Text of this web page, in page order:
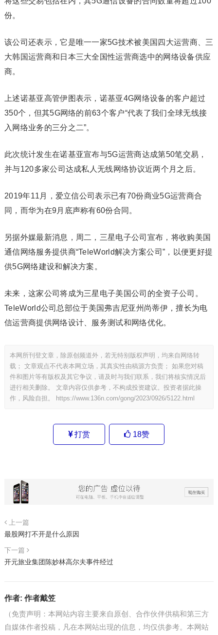
份。
该公司还表示，它是唯一一家5G技术被美国四大运营商、三
大韩国运营商和日本三大全国性运营商选中的网络设备供应
商。
上述诺基亚高管伊图表示，诺基亚4G网络设备的客户超过
350个，但其5G网络的前63个客户“代表了我们全球无线接
入网络业务的三分之二”。
此次统计发生在诺基亚宣布与5G运营商达成第50笔交易，
并与120多家公司达成私人无线网络协议近两个月之后。
2019年11月，爱立信公司表示已有70份商业5G运营商合
同，而华为在9月底声称有60份合同。
另据外媒最新消息，周二，三星电子公司宣布，将收购美国
通信网络服务提供商“TeleWorld解决方案公司”，以便更好提
供5G网络建设和解决方案。
未来，这家公司将成为三星电子美国公司的全资子公司。
TeleWorld公司总部位于美国弗吉尼亚州尚蒂伊，擅长为电
信运营商提供网络设计、服务测试和网络优化。
本网所刊登文章，除原创频道外，若无特别版权声明，均来自网络转
载； 文章观点不代表本网立场，其真实性由稿源方负责； 如果您对稿
件和图片等有版权及其它争议，请及时与我们联系，我们将核实情况后
进行相关删除。 文章内容仅供参考，不构成投资建议。投资者据此操
作，风险自担。
https://www.136n.com/gong/2023/0926/5122.html
打赏 18赞
上一篇
最股网打不开是什么原因
下一篇
开元旅业集团陈妙林高尔夫事件经过
作者: 作者戴笠
（免责声明：本网站内容主要来自原创、合作伙伴供稿和第三方
自媒体作者投稿，凡在本网站出现的信息，均仅供参考。本网站